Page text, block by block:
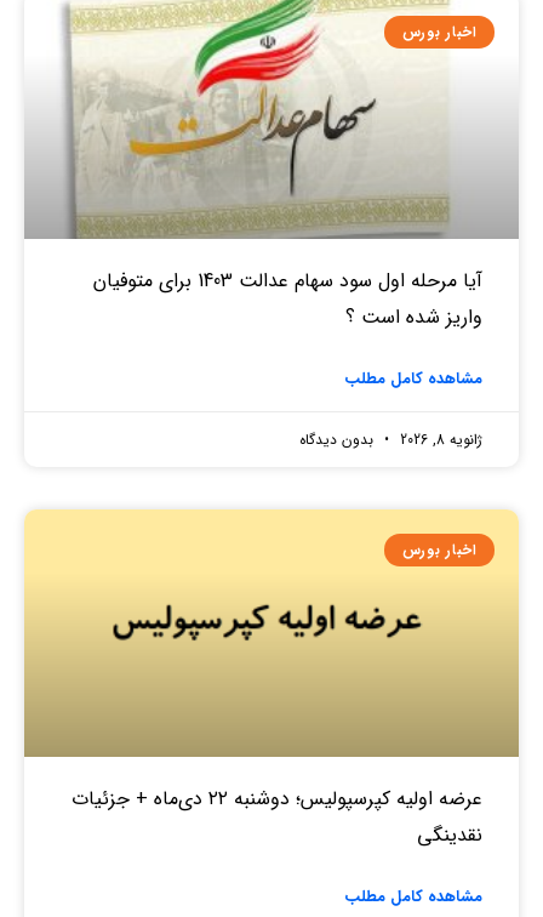
اخبار بورس
آیا مرحله اول سود سهام عدالت 1403 برای متوفیان
واریز شده است ؟
مشاهده کامل مطلب
ژانویه 8, 2026 بدون دیدگاه
اخبار بورس
عرضه اولیه کپرسپولیس؛ دوشنبه ۲۲ دی‌ماه + جزئیات
نقدینگی
مشاهده کامل مطلب